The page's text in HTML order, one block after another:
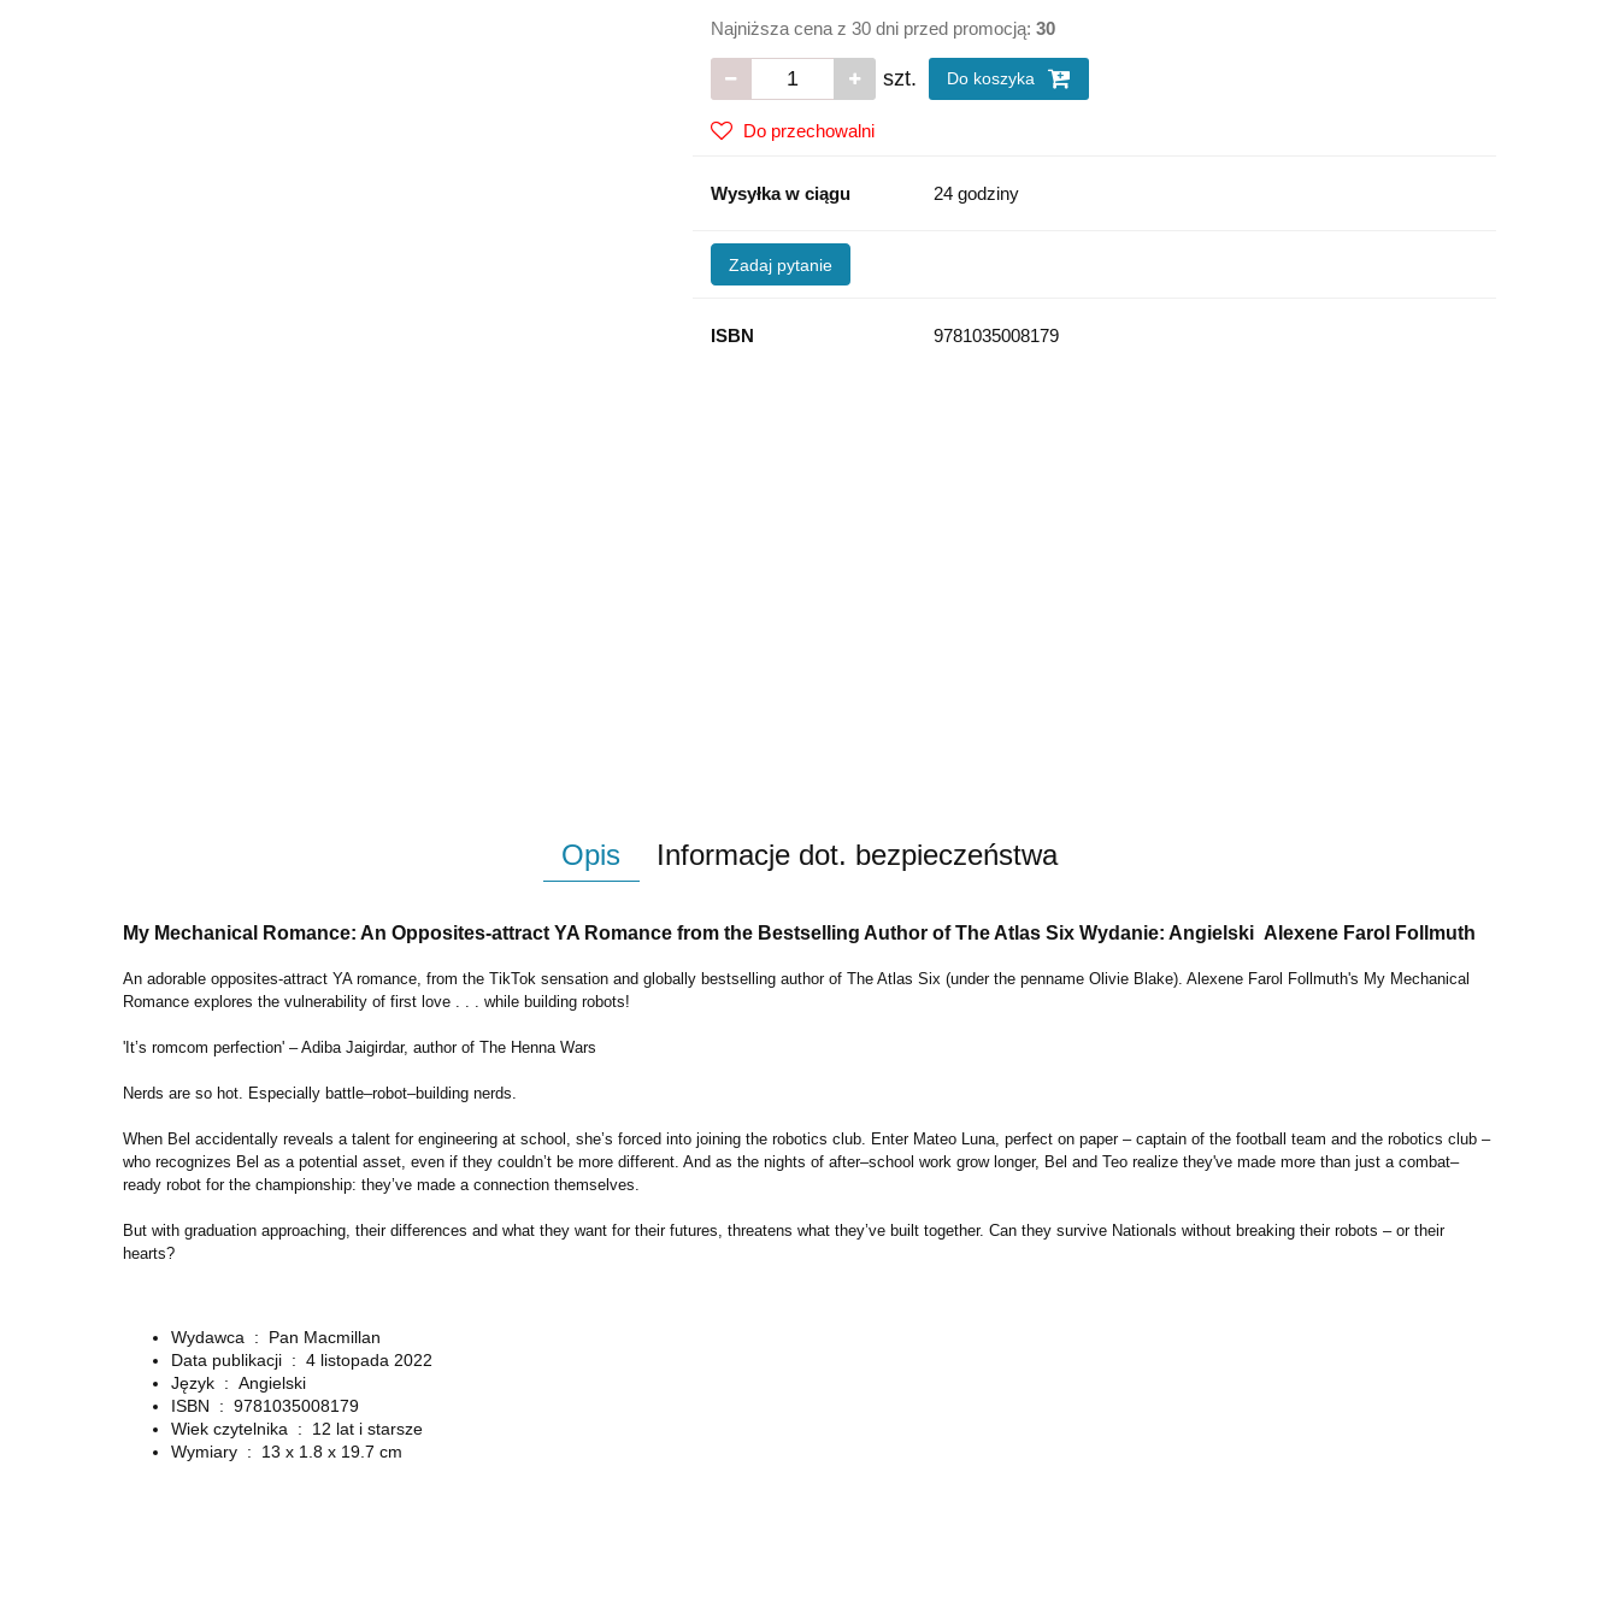
Najniższa cena z 30 dni przed promocją: 30
szt. Do koszyka
Do przechowalni
Wysyłka w ciągu 24 godziny
Zadaj pytanie
ISBN 9781035008179
Opis Informacje dot. bezpieczeństwa
My Mechanical Romance: An Opposites-attract YA Romance from the Bestselling Author of The Atlas Six Wydanie: Angielski Alexene Farol Follmuth
An adorable opposites-attract YA romance, from the TikTok sensation and globally bestselling author of The Atlas Six (under the penname Olivie Blake). Alexene Farol Follmuth's My Mechanical
Romance explores the vulnerability of first love . . . while building robots!
'It’s romcom perfection' – Adiba Jaigirdar, author of The Henna Wars
Nerds are so hot. Especially battle–robot–building nerds.
When Bel accidentally reveals a talent for engineering at school, she’s forced into joining the robotics club. Enter Mateo Luna, perfect on paper – captain of the football team and the robotics club –
who recognizes Bel as a potential asset, even if they couldn’t be more different. And as the nights of after–school work grow longer, Bel and Teo realize they've made more than just a combat–
ready robot for the championship: they’ve made a connection themselves.
But with graduation approaching, their differences and what they want for their futures, threatens what they’ve built together. Can they survive Nationals without breaking their robots – or their
hearts?
Wydawca ‏ : ‎
Pan Macmillan
Data publikacji ‏ : ‎ 4 listopada 2022
Język ‏ : ‎ Angielski
ISBN ‏ : ‎ 9781035008179
Wiek czytelnika ‏ : ‎
12 lat i starsze
Wymiary ‏ : ‎
13 x 1.8 x 19.7 cm